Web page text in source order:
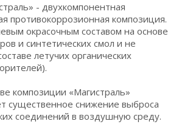
- двухкомпонентная
противокоррозионная композиция.
окрасочным составом на основе
и синтетических смол и не
летучих органических
композиции «Магистраль»
существенное снижение выброса
соединений в воздушную среду.